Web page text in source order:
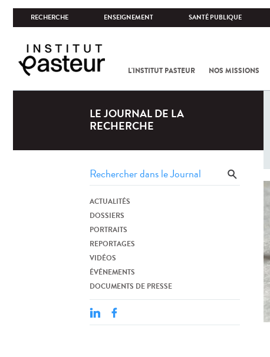
RECHERCHE ENSEIGNEMENT SANTÉ PUBLIQUE
L'INSTITUT PASTEUR NOS MISSIONS
LE JOURNAL DE LA
RECHERCHE
ACTUALITÉS
DOSSIERS
PORTRAITS
REPORTAGES
VIDÉOS
ÉVÉNEMENTS
DOCUMENTS DE PRESSE